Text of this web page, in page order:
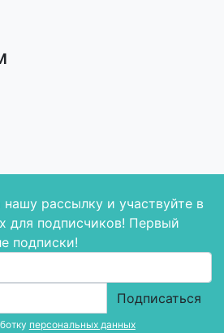
рассылку и участвуйте в
для подписчиков! Первый
подписки!
Подписаться
персональных данных